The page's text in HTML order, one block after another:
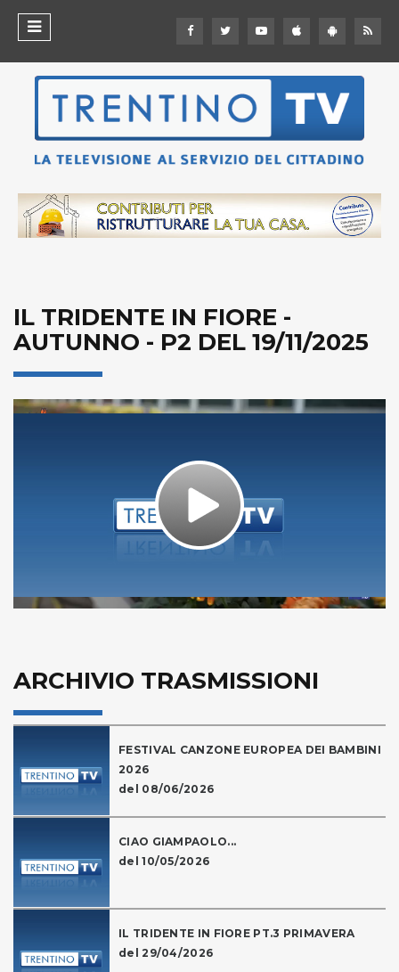
IL TRIDENTE IN FIORE -
AUTUNNO - P2 DEL 19/11/2025
Play
Video
ARCHIVIO TRASMISSIONI
FESTIVAL CANZONE EUROPEA DEI BAMBINI
2026
del 08/06/2026
CIAO GIAMPAOLO...
del 10/05/2026
IL TRIDENTE IN FIORE PT.3 PRIMAVERA
del 29/04/2026